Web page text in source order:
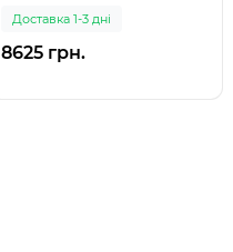
(WH0594) (999)
Доставка 1-3 дні
8625 грн.